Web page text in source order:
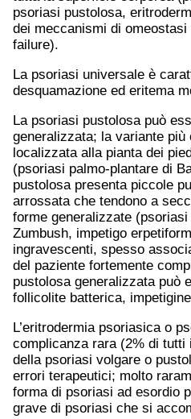
psoriasi pustolosa,
dei meccanismi di
failure).
La psoriasi universale è
desquamazione ed eritema
La psoriasi pustolosa può
generalizzata; la variante più
localizzata alla pianta dei
(psoriasi palmo-plantare di
pustolosa presenta piccole
arrossata che tendono a
forme generalizzate
Zumbush, impetigo
ingravescenti, spesso
del paziente fortemente
pustolosa generalizzata può
follicolite batterica,
L’eritrodermia psoriasica o
complicanza rara (2% di
della psoriasi volgare o
errori terapeutici; molto
forma di psoriasi ad esordio
grave di psoriasi che si